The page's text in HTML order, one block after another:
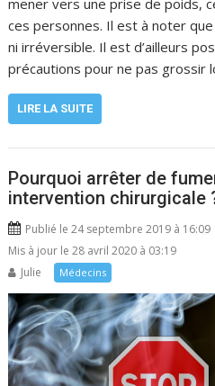
ces personnes. Il est à noter
ni irréversible. Il est d’ailleurs
précautions pour ne pas grossir
LIRE LA SUITE
Pourquoi arrêter de
intervention chirurgicale
Publié le 24 septembre 2019 à 16:09
Mis à jour le 28 avril 2020 à 03:19
Julie
Médecins